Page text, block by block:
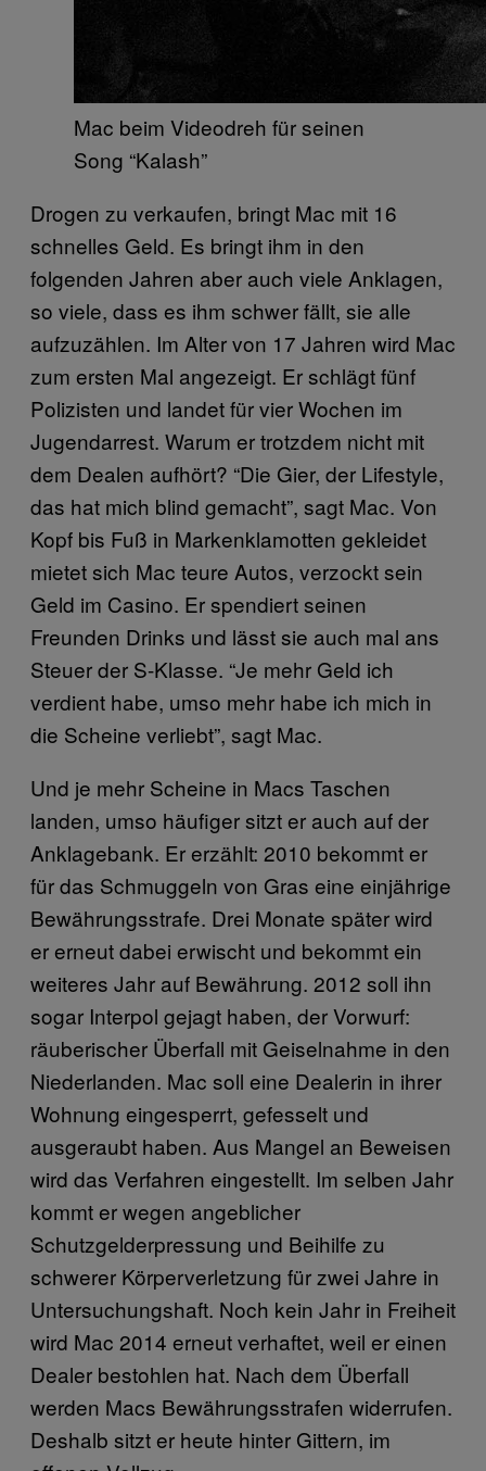
Mac beim Videodreh für seinen
Song “Kalash”
Drogen zu verkaufen, bringt Mac mit 16
schnelles Geld. Es bringt ihm in den
folgenden Jahren aber auch viele Anklagen,
so viele, dass es ihm schwer fällt, sie alle
aufzuzählen. Im Alter von 17 Jahren wird Mac
zum ersten Mal angezeigt. Er schlägt fünf
Polizisten und landet für vier Wochen im
Jugendarrest. Warum er trotzdem nicht mit
dem Dealen aufhört? “Die Gier, der Lifestyle,
das hat mich blind gemacht”, sagt Mac. Von
Kopf bis Fuß in Markenklamotten gekleidet
mietet sich Mac teure Autos, verzockt sein
Geld im Casino. Er spendiert seinen
Freunden Drinks und lässt sie auch mal ans
Steuer der S-Klasse. “Je mehr Geld ich
verdient habe, umso mehr habe ich mich in
die Scheine verliebt”, sagt Mac.
Und je mehr Scheine in Macs Taschen
landen, umso häufiger sitzt er auch auf der
Anklagebank. Er erzählt: 2010 bekommt er
für das Schmuggeln von Gras eine einjährige
Bewährungsstrafe. Drei Monate später wird
er erneut dabei erwischt und bekommt ein
weiteres Jahr auf Bewährung. 2012 soll ihn
sogar Interpol gejagt haben, der Vorwurf:
räuberischer Überfall mit Geiselnahme in den
Niederlanden. Mac soll eine Dealerin in ihrer
Wohnung eingesperrt, gefesselt und
ausgeraubt haben. Aus Mangel an Beweisen
wird das Verfahren eingestellt. Im selben Jahr
kommt er wegen angeblicher
Schutzgelderpressung und Beihilfe zu
schwerer Körperverletzung für zwei Jahre in
Untersuchungshaft. Noch kein Jahr in Freiheit
wird Mac 2014 erneut verhaftet, weil er einen
Dealer bestohlen hat. Nach dem Überfall
werden Macs Bewährungsstrafen widerrufen.
Deshalb sitzt er heute hinter Gittern, im